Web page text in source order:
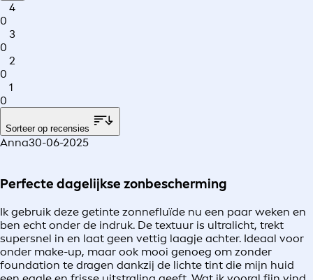
4
0
3
0
2
0
1
0
Sorteer op recensies
Anna30-06-2025
Perfecte dagelijkse zonbescherming
Ik gebruik deze getinte zonnefluïde nu een paar weken en
ben echt onder de indruk. De textuur is ultralicht, trekt
supersnel in en laat geen vettig laagje achter. Ideaal voor
onder make-up, maar ook mooi genoeg om zonder
foundation te dragen dankzij de lichte tint die mijn huid